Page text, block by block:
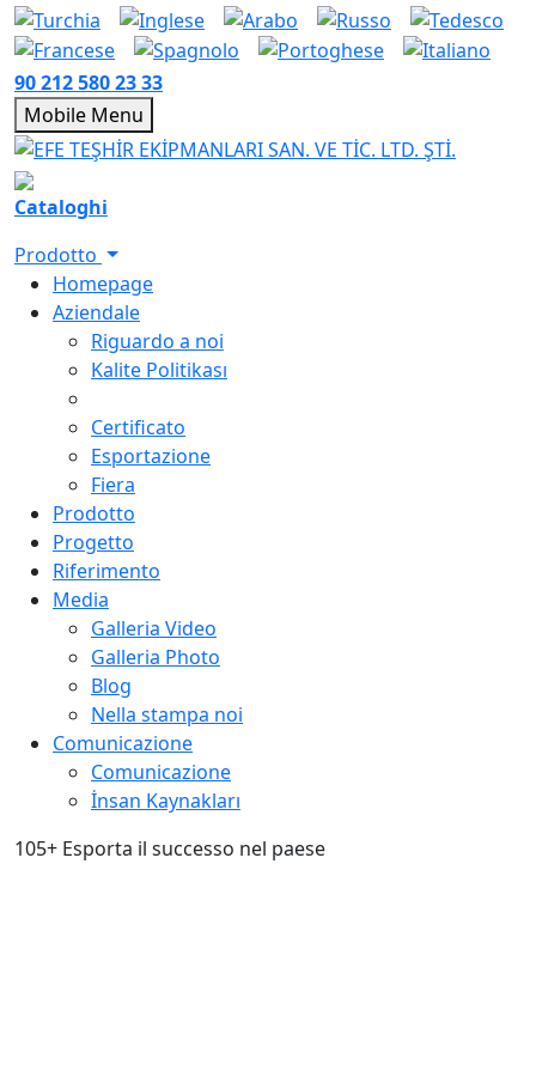
90 212 580 23 33
Mobile Menu
Cataloghi
Prodotto
Homepage
Aziendale
Riguardo a noi
Kalite Politikası
Certificato
Esportazione
Fiera
Prodotto
Progetto
Riferimento
Media
Galleria Video
Galleria Photo
Blog
Nella stampa noi
Comunicazione
Comunicazione
İnsan Kaynakları
105+ Esporta il successo nel paese